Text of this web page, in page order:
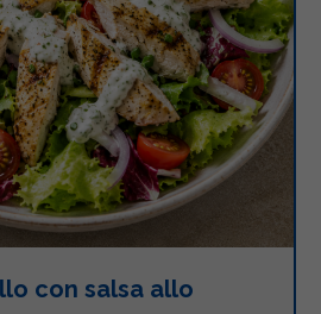
con salsa allo